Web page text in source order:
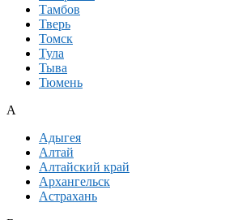
Тамбов
Тверь
Томск
Тула
Тыва
Тюмень
А
Адыгея
Алтай
Алтайский край
Архангельск
Астрахань